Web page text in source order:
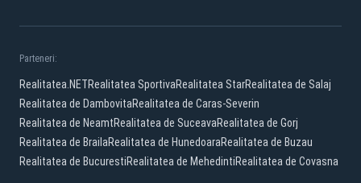
Parteneri:
Realitatea.NETRealitatea SportivaRealitatea StarRealitatea de Salaj
Realitatea de DambovitaRealitatea de Caras-Severin
Realitatea de NeamtRealitatea de SuceavaRealitatea de Gorj
Realitatea de BrailaRealitatea de HunedoaraRealitatea de Buzau
Realitatea de BucurestiRealitatea de MehedintiRealitatea de Covasna